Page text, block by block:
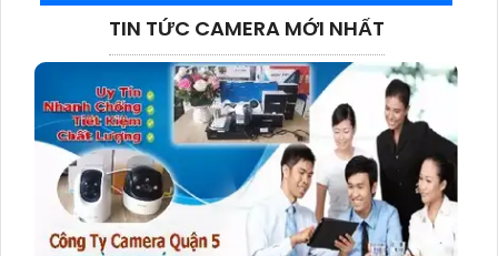
TIN TỨC CAMERA MỚI NHẤT